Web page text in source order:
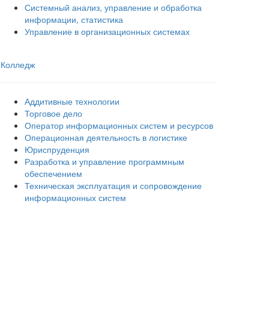
Системный анализ, управление и обработка
информации, статистика
Управление в организационных системах
Колледж
Аддитивные технологии
Торговое дело
Оператор информационных систем и ресурсов
Операционная деятельность в логистике
Юриспруденция
Разработка и управление программным
обеспечением
Техническая эксплуатация и сопровождение
информационных систем